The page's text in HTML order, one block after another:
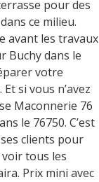
pour des
ce milieu.
avant les travaux
Buchy dans le
votre
si vous n’avez
Maconnerie 76
le 76750. C’est
clients pour
tous les
Prix mini avec